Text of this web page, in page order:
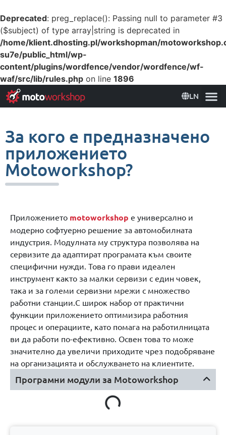
Deprecated: preg_replace(): Passing null to parameter #3
($subject) of type array|string is deprecated in
/home/klient.dhosting.pl/workshopman/
su7e/public_html/wp-
content/plugins/wordfence/vendor/wordfence/wf-
waf/src/lib/rules.php on line 1896
LN
За кого е предназначено
приложението
Motoworkshop?
Приложението motoworkshop е универсално и
модерно софтуерно решение за автомобилната
индустрия. Модулната му структура позволява на
сервизите да адаптират програмата към своите
специфични нужди. Това го прави идеален
инструмент както за малки сервизи с един човек,
така и за големи сервизни мрежи с множество
работни станции.С широк набор от практични
функции приложението оптимизира работния
процес и операциите, като помага на работилницата
ви да работи по-ефективно. Освен това то може
значително да увеличи приходите чрез подобряване
на организацията и обслужването на клиентите.
Програмни модули за Motoworkshop